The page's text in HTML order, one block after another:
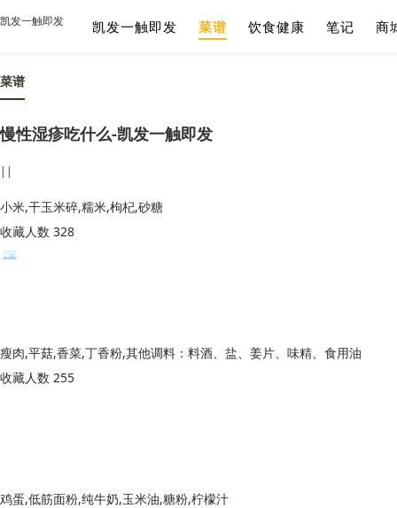
凯发一触即发 凯发一触即发 菜谱 饮食健康 笔记 商
菜谱
慢性湿疹吃什么-凯发一触即发
||
小米,干玉米碎,糯米,枸杞,砂糖
收藏人数 328
瘦肉,平菇,香菜,丁香粉,其他调料：料酒、盐、姜片、味精、食用油
收藏人数 255
鸡蛋,低筋面粉,纯牛奶,玉米油,糖粉,柠檬汁